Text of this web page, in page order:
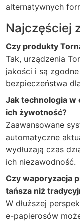
alternatywnych
Najczęściej
Czy produkty
Tak, urządzenia
jakości i są
bezpieczeństwa
Jak technologia w
ich żywotność?
Zaawansowane
automatyczne
wydłużają czas
ich niezawodność.
Czy waporyzacja
tańsza niż
W dłuższej
e-papierosów